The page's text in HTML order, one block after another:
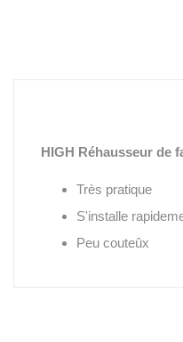
HIGH Réhausseur de
Très pratique
S'installe
Peu couteûx